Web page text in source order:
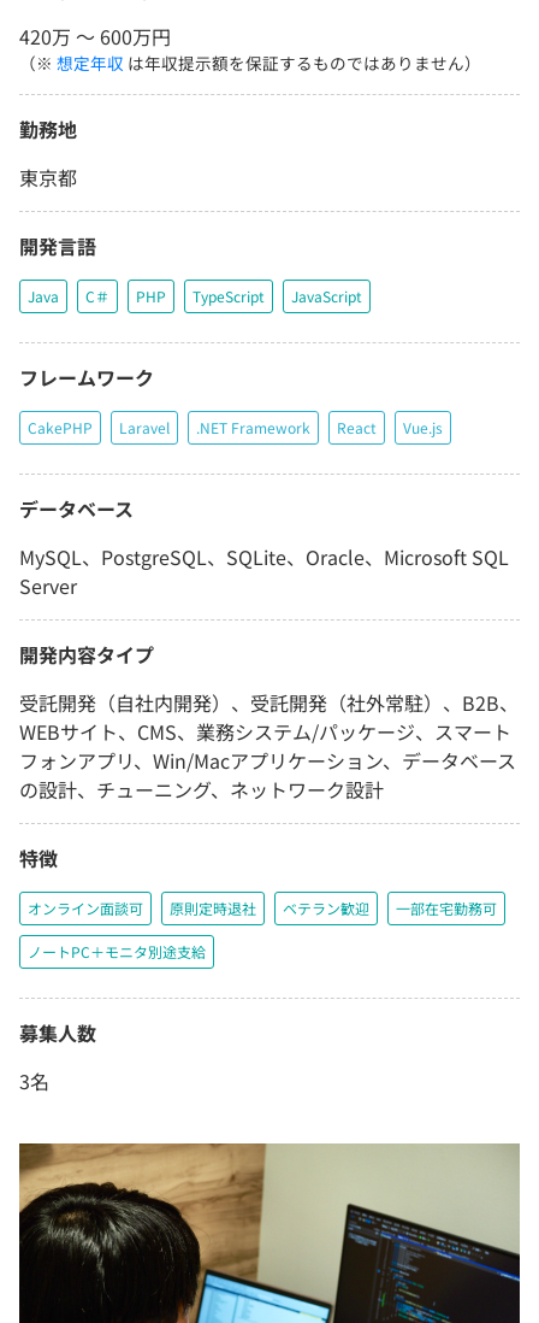
420万 〜 600万円
（※ 想定年収 は年収提示額を保証するものではありません）
勤務地
東京都
開発言語
Java C＃ PHP TypeScript JavaScript
フレームワーク
CakePHP Laravel .NET Framework React Vue.js
データベース
MySQL、PostgreSQL、SQLite、Oracle、Microsoft SQL
Server
開発内容タイプ
受託開発（自社内開発）、受託開発（社外常駐）、B2B、
WEBサイト、CMS、業務システム/パッケージ、スマート
フォンアプリ、Win/Macアプリケーション、データベース
の設計、チューニング、ネットワーク設計
特徴
オンライン面談可 原則定時退社 ベテラン歓迎 一部在宅勤務可
ノートPC＋モニタ別途支給
募集人数
3名